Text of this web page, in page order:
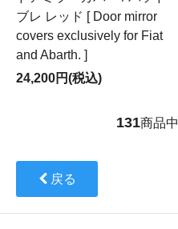
ブレ レッド [ Door mirror
covers exclusively for Fiat
and Abarth. ]
24,200円(税込)
131商品中
戻る